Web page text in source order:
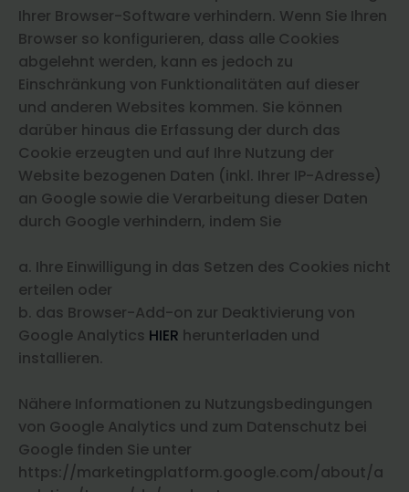
Ihrer Browser-Software verhindern. Wenn Sie Ihren
Browser so konfigurieren, dass alle Cookies
abgelehnt werden, kann es jedoch zu
Einschränkung von Funktionalitäten auf dieser
und anderen Websites kommen. Sie können
darüber hinaus die Erfassung der durch das
Cookie erzeugten und auf Ihre Nutzung der
Website bezogenen Daten (inkl. Ihrer IP-Adresse)
an Google sowie die Verarbeitung dieser Daten
durch Google verhindern, indem Sie
a. Ihre Einwilligung in das Setzen des Cookies nicht
erteilen oder
b. das Browser-Add-on zur Deaktivierung von
Google Analytics HIER herunterladen und
installieren.
Nähere Informationen zu Nutzungsbedingungen
von Google Analytics und zum Datenschutz bei
Google finden Sie unter
https://marketingplatform.google.com/about/a